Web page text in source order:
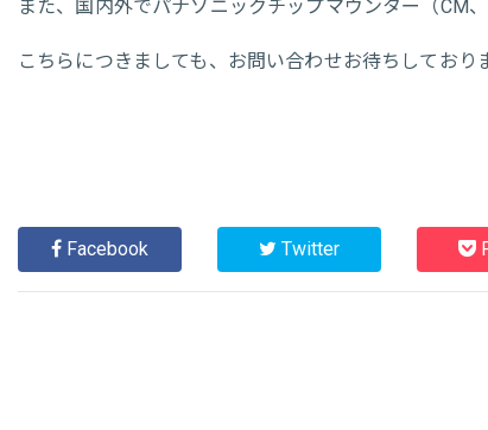
また、国内外でパナソニックチップマウンター（CM
こちらにつきましても、お問い合わせお待ちしており
Facebook Twitter